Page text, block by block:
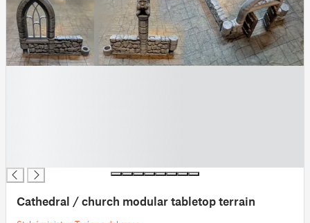
Cathedral / church modular tabletop terrain